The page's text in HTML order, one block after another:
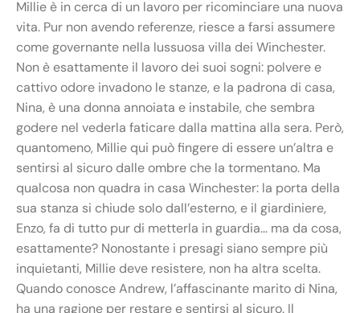
Millie è in cerca di un lavoro per ricominciare una nuova
vita. Pur non avendo referenze, riesce a farsi assumere
come governante nella lussuosa villa dei Winchester.
Non è esattamente il lavoro dei suoi sogni: polvere e
cattivo odore invadono le stanze, e la padrona di casa,
Nina, è una donna annoiata e instabile, che sembra
godere nel vederla faticare dalla mattina alla sera. Però,
quantomeno, Millie qui può fingere di essere un’altra e
sentirsi al sicuro dalle ombre che la tormentano. Ma
qualcosa non quadra in casa Winchester: la porta della
sua stanza si chiude solo dall’esterno, e il giardiniere,
Enzo, fa di tutto pur di metterla in guardia… ma da cosa,
esattamente? Nonostante i presagi siano sempre più
inquietanti, Millie deve resistere, non ha altra scelta.
Quando conosce Andrew, l’affascinante marito di Nina,
ha una ragione per restare e sentirsi al sicuro. Il